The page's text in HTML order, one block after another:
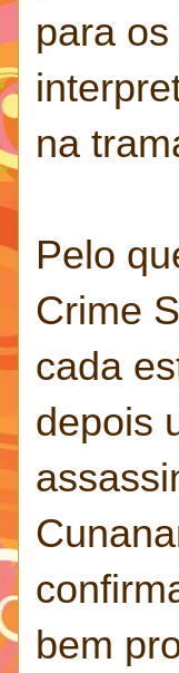
para
na
Pelo
Crime
cada
depois
bem